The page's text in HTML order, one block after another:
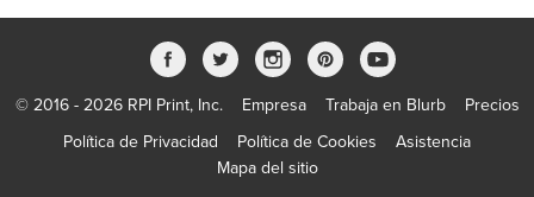
© 2016 - 2026 RPI Print, Inc. Empresa Trabaja en Blurb
Precios
Política de Privacidad
Política de Cookies
Asistencia
Mapa del sitio